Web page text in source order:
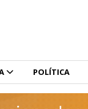
POLÍTICA